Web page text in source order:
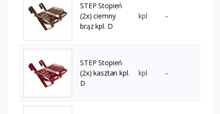
STEP Stopień
(2x) ciemny
brąz kpl. D
kpl –
STEP Stopień
(2x) kasztan kpl.
D
kpl –